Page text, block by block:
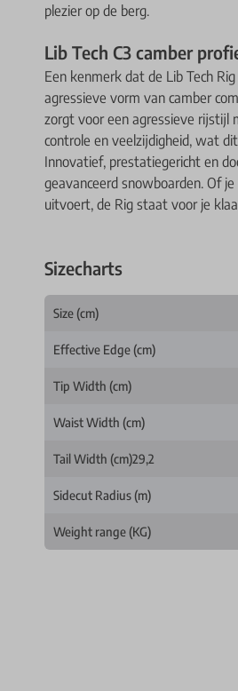
plezier op de berg.
Lib Tech C3 camber
Een kenmerk dat de Lib Tech
agressieve vorm van camber
zorgt voor een agressieve
controle en veelzijdigheid, wat
Innovatief, prestatiegericht en
geavanceerd snowboarden. Of
uitvoert, de Rig staat voor je
Sizecharts
Size (cm)
Effective Edge (cm)
Tip Width (cm)
Waist Width (cm)
Tail Width (cm)29,2
Sidecut Radius (m)
Weight range (KG)